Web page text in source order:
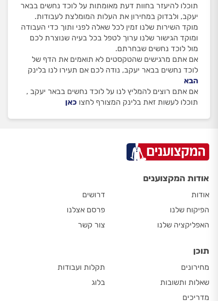
תוכלו להיעזר בחוות דעת מאומתות על לוכד נחשים בבאר
יעקב, ולבדוק במחירון את העלות המומלצת לעבודות.
מוקד השירות שלנו זמין לכל שאלה לפני ותוך כדי העבודה
ומוקד הגישור שלנו ערוך לטפל בכל בעיה שנוצרת לכם
מול לוכד נחשים שבחרתם.
אם אתם מרגישים שהטקסטים לא תואמים את הדף של
לוכד נחשים בבאר יעקב, נודה לכם אם תעירו לנו בלינק
הבא
אם אתם רוצים להמליץ לנו על לוכד נחשים בבאר יעקב ,
תוכלו לעשות זאת בלינק המצורף לחצו כאן
אודות המקצוענים
אודות
הפיקוח שלנו
האפליקציה שלנו
דרושים
פרסם אצלנו
צור קשר
תוכן
מחירונים
שאלות ותשובות
מדריכים
תקלות ועבודות
בלוג